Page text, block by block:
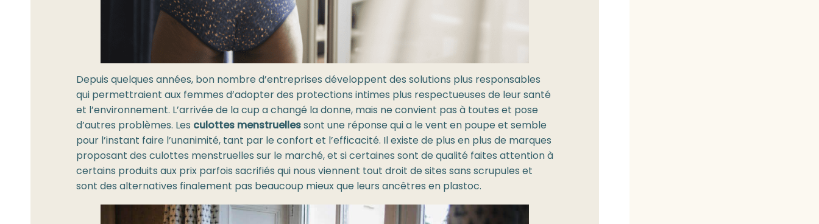
Depuis quelques années, bon nombre d’entreprises développent des solutions plus responsables
qui permettraient aux femmes d’adopter des protections intimes plus respectueuses de leur santé
et l’environnement. L’arrivée de la cup a changé la donne, mais ne convient pas à toutes et pose
d’autres problèmes. Les culottes menstruellessont une réponse qui a le vent en poupe et semble
pour l’instant faire l’unanimité, tant par le confort et l’efficacité. Il existe de plus en plus de marques
proposant des culottes menstruelles sur le marché, et si certaines sont de qualité faites attention à
certains produits aux prix parfois sacrifiés qui nous viennent tout droit de sites sans scrupules et
sont des alternatives finalement pas beaucoup mieux que leurs ancêtres en plastoc.